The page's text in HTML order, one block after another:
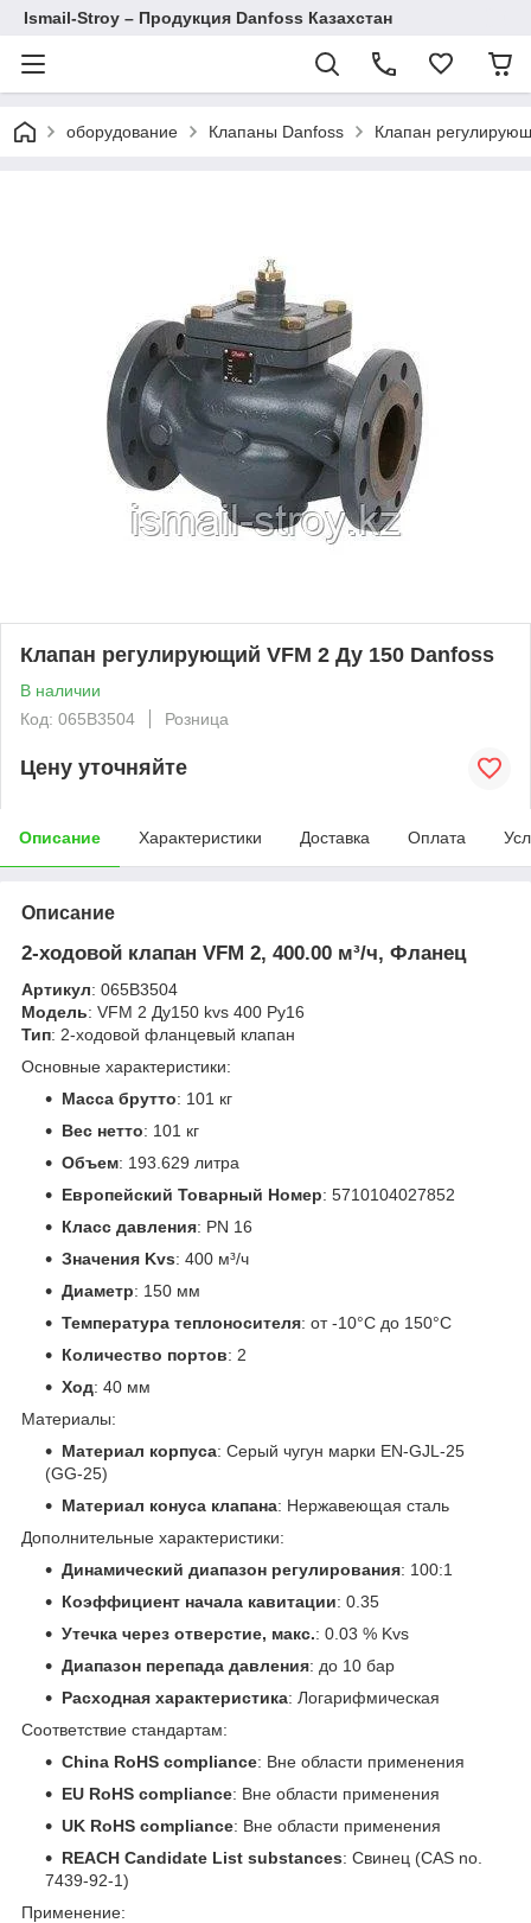
Ismail-Stroy – Продукция Danfoss Казахстан
оборудование Клапаны Danfoss Клапан
Клапан регулирующий VFM 2 Ду 150 Danfoss
В наличии
Код: 065B3504
Розница
Цену уточняйте
Описание Характеристики Доставка Оплата
Описание
2-ходовой клапан VFM 2, 400.00 м³/ч, Фланец
Артикул: 065B3504
Модель: VFM 2 Ду150 kvs 400 Ру16
Тип: 2-ходовой фланцевый клапан
Основные характеристики:
Масса брутто: 101 кг
Вес нетто: 101 кг
Объем: 193.629 литра
Европейский Товарный Номер: 5710104027852
Класс давления: PN 16
Значения Kvs: 400 м³/ч
Диаметр: 150 мм
Температура теплоносителя: от -10°C до 150°C
Количество портов: 2
Ход: 40 мм
Материалы:
Материал корпуса: Серый чугун марки EN-GJL-25
(GG-25)
Материал конуса клапана: Нержавеющая сталь
Дополнительные характеристики:
Динамический диапазон регулирования: 100:1
Коэффициент начала кавитации: 0.35
Утечка через отверстие, макс.: 0.03 % Kvs
Диапазон перепада давления: до 10 бар
Расходная характеристика: Логарифмическая
Соответствие стандартам:
China RoHS compliance: Вне области применения
EU RoHS compliance: Вне области применения
UK RoHS compliance: Вне области применения
REACH Candidate List substances: Свинец (CAS no.
7439-92-1)
Применение: